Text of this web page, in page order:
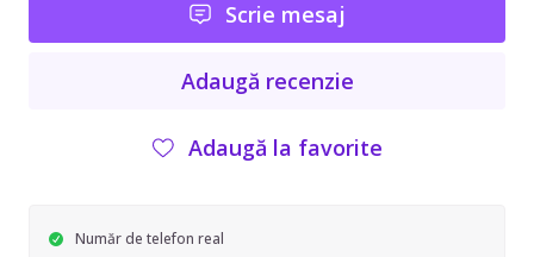
Scrie mesaj
Adaugă recenzie
Adaugă la favorite
Număr de telefon real